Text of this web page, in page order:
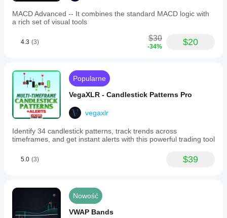
MACD Advanced -- It combines the standard MACD logic with
a rich set of visual tools
4.3 (3) $30
-34% $20
Popularne
VegaXLR - Candlestick Patterns Pro
vegaxlr
Identify 34 candlestick patterns, track trends across
timeframes, and get instant alerts with this powerful trading tool
5.0 (3) $39
Nowość
VWAP Bands